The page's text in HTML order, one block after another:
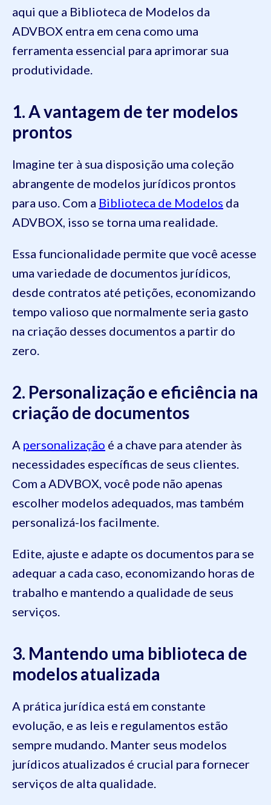
aqui que a Biblioteca de Modelos da
ADVBOX entra em cena como uma
ferramenta essencial para aprimorar sua
produtividade.
1. A vantagem de ter modelos
prontos
Imagine ter à sua disposição uma coleção
abrangente de modelos jurídicos prontos
para uso. Com a Biblioteca de Modelos da
ADVBOX, isso se torna uma realidade.
Essa funcionalidade permite que você acesse
uma variedade de documentos jurídicos,
desde contratos até petições, economizando
tempo valioso que normalmente seria gasto
na criação desses documentos a partir do
zero.
2. Personalização e eficiência na
criação de documentos
A personalização é a chave para atender às
necessidades específicas de seus clientes.
Com a ADVBOX, você pode não apenas
escolher modelos adequados, mas também
personalizá-los facilmente.
Edite, ajuste e adapte os documentos para se
adequar a cada caso, economizando horas de
trabalho e mantendo a qualidade de seus
serviços.
3. Mantendo uma biblioteca de
modelos atualizada
A prática jurídica está em constante
evolução, e as leis e regulamentos estão
sempre mudando. Manter seus modelos
jurídicos atualizados é crucial para fornecer
serviços de alta qualidade.